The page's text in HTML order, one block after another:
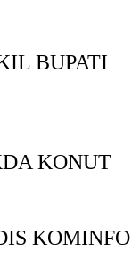
BUPATI
KONUT
KOMINFO